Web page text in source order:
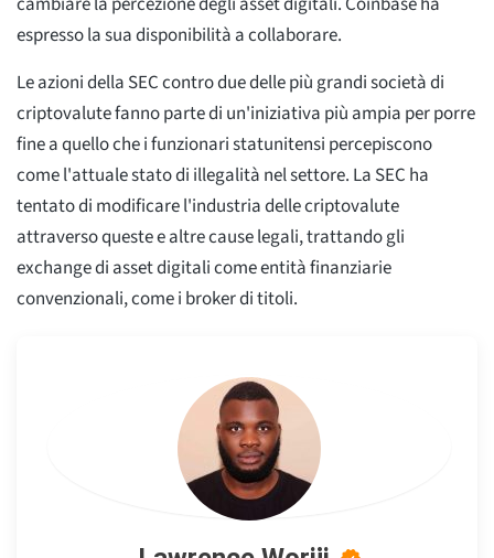
espresso la sua disponibilità a collaborare.
Le azioni della SEC contro due delle più grandi società di
criptovalute fanno parte di un'iniziativa più ampia per porre
fine a quello che i funzionari statunitensi percepiscono
come l'attuale stato di illegalità nel settore. La SEC ha
tentato di modificare l'industria delle criptovalute
attraverso queste e altre cause legali, trattando gli
exchange di asset digitali come entità finanziarie
convenzionali, come i broker di titoli.